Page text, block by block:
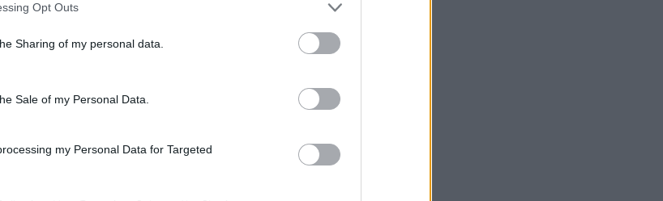
Opt Outs
Sharing of my personal data.
Sale of my Personal Data.
my Personal Data for Targeted